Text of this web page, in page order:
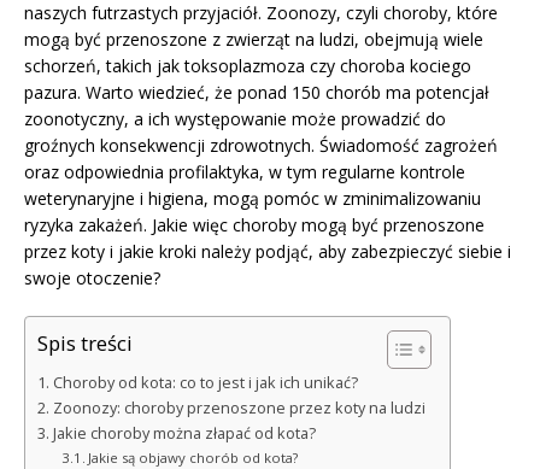
naszych futrzastych przyjaciół. Zoonozy, czyli choroby, które
mogą być przenoszone z zwierząt na ludzi, obejmują wiele
schorzeń, takich jak toksoplazmoza czy choroba kociego
pazura. Warto wiedzieć, że ponad 150 chorób ma potencjał
zoonotyczny, a ich występowanie może prowadzić do
groźnych konsekwencji zdrowotnych. Świadomość zagrożeń
oraz odpowiednia profilaktyka, w tym regularne kontrole
weterynaryjne i higiena, mogą pomóc w zminimalizowaniu
ryzyka zakażeń. Jakie więc choroby mogą być przenoszone
przez koty i jakie kroki należy podjąć, aby zabezpieczyć siebie i
swoje otoczenie?
Spis treści
Choroby od kota: co to jest i jak ich unikać?
Zoonozy: choroby przenoszone przez koty na ludzi
Jakie choroby można złapać od kota?
Jakie są objawy chorób od kota?